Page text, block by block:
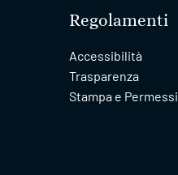
Regolamenti
Accessibilità
Trasparenza
Stampa e Permessi